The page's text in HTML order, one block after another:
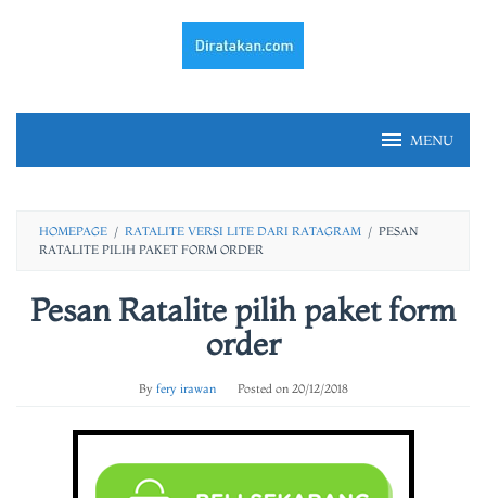
MENU
HOMEPAGE / RATALITE VERSI LITE DARI RATAGRAM / PESAN
RATALITE PILIH PAKET FORM ORDER
Pesan Ratalite pilih paket form
order
By fery irawan Posted on 20/12/2018